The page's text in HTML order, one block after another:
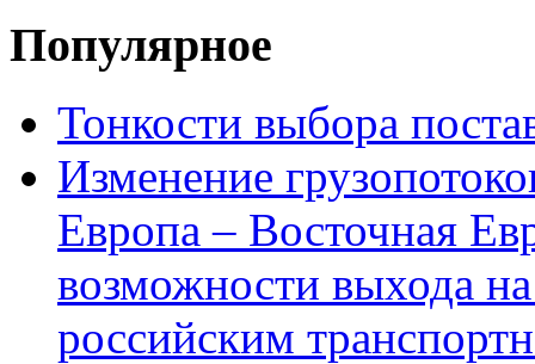
Популярное
Тонкости выбора
Изменение
Европа – Восточная
возможности выхода
российским